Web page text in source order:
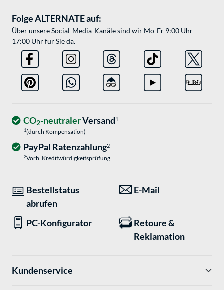
Folge ALTERNATE auf:
Über unsere Social-Media-Kanäle sind wir Mo-Fr 9:00 Uhr -
17:00 Uhr für Sie da.
CO2-neutralerVersand1
1(durch Kompensation)
PayPal Ratenzahlung2
2Vorb. Kreditwürdigkeitsprüfung
Bestellstatus
abrufen
E-Mail
PC-Konfigurator
Retoure &
Reklamation
Kundenservice